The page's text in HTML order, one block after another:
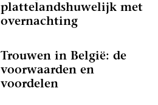
plattelandshuwelijk met
overnachting
Trouwen in België: de
voorwaarden en
voordelen